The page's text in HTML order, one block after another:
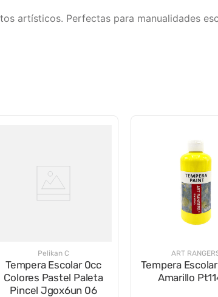
artísticos. Perfectas para manualidades
Pelikan C
Tempera Escolar 0cc
Colores Pastel Paleta
Pincel Jgox6un 06
ART
Tempera
Amarillo